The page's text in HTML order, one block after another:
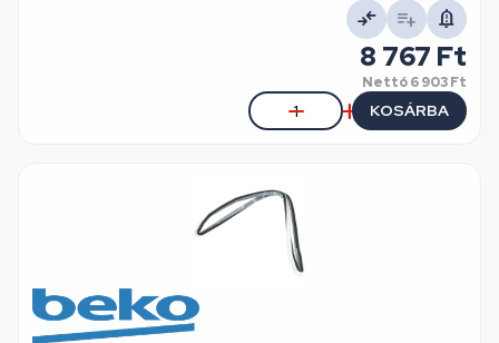
8 767 Ft
Nettó6 903 Ft
KOSÁRBA